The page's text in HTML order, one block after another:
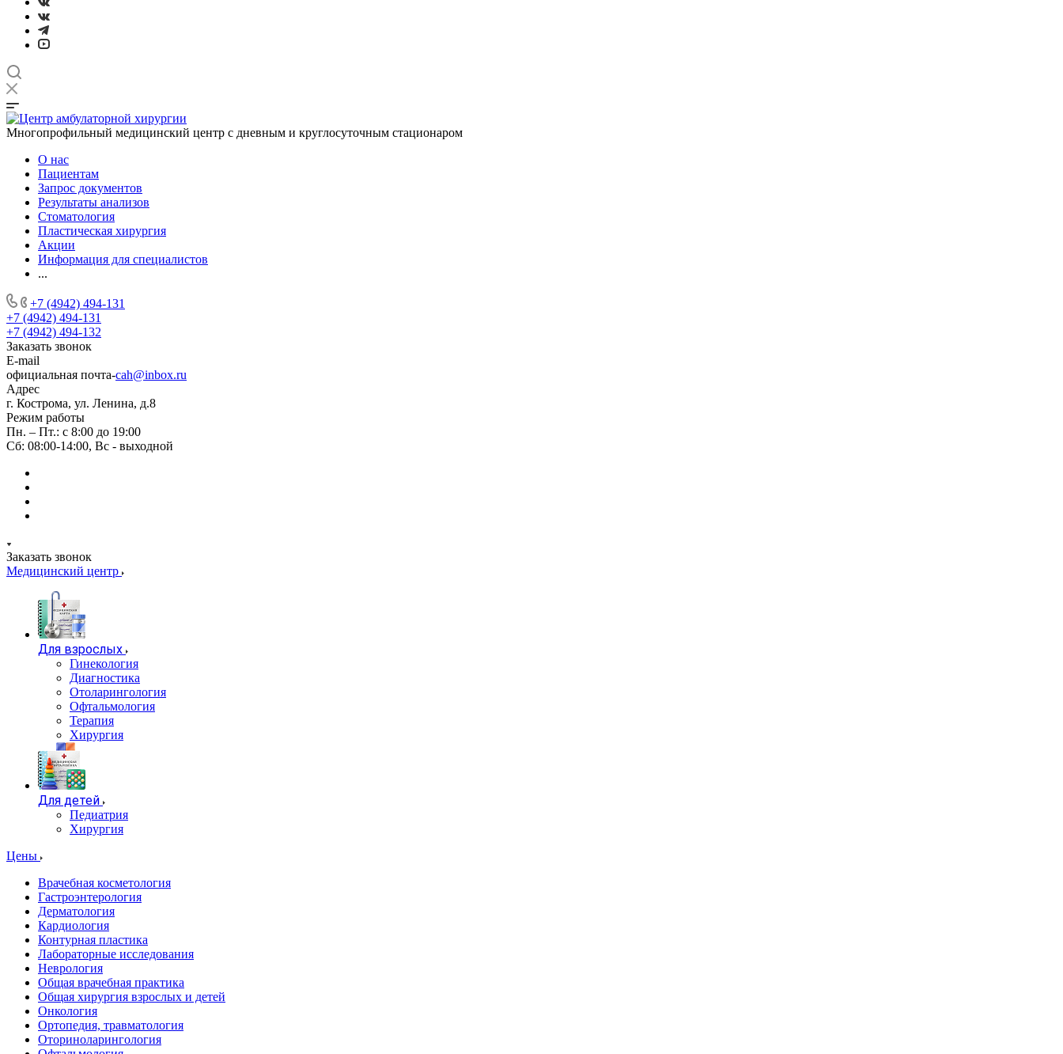
Многопрофильный медицинский центр с дневным и круглосуточным стационаром
О нас
Пациентам
Запрос документов
Результаты анализов
Стоматология
Пластическая хирургия
Акции
Информация для специалистов
...
+7 (4942) 494-131
+7 (4942) 494-131
+7 (4942) 494-132
Заказать звонок
E-mail
официальная почта-cah@inbox.ru
Адрес
г. Кострома, ул. Ленина, д.8
Режим работы
Пн. – Пт.: с 8:00 до 19:00
Сб: 08:00-14:00, Вс - выходной
Заказать звонок
Медицинский центр
Для взрослых
Гинекология
Диагностика
Отоларингология
Офтальмология
Терапия
Хирургия
Для детей
Педиатрия
Хирургия
Цены
Врачебная косметология
Гастроэнтерология
Дерматология
Кардиология
Контурная пластика
Лабораторные исследования
Неврология
Общая врачебная практика
Общая хирургия взрослых и детей
Онкология
Ортопедия, травматология
Оториноларингология